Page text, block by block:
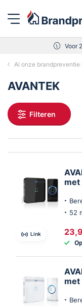
morgen in huis
Al onze brandpreventie
AVANTEK
Filteren
Link
met
52
met